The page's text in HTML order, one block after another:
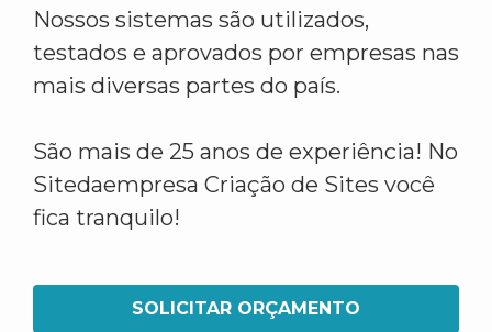
Nossos sistemas são utilizados,
testados e aprovados por empresas nas
mais diversas partes do país.
São mais de 25 anos de experiência! No
Sitedaempresa Criação de Sites você
fica tranquilo!
SOLICITAR ORÇAMENTO